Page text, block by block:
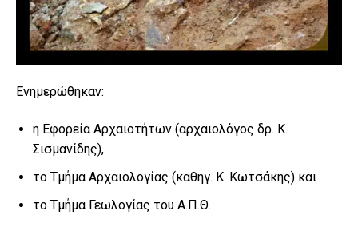
Ενημερώθηκαν:
η Εφορεία Αρχαιοτήτων (αρχαιολόγος δρ. Κ.
Σισμανίδης),
το Τμήμα Αρχαιολογίας (καθηγ. Κ. Κωτσάκης) και
το Τμήμα Γεωλογίας του Α.Π.Θ.